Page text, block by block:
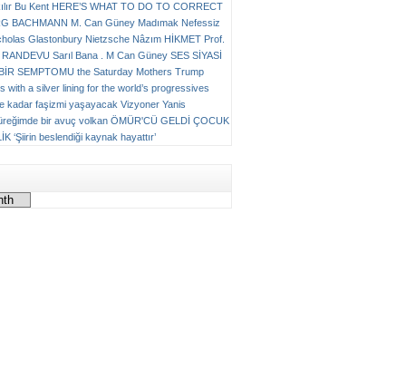
Bu Kent HERE’S WHAT TO DO TO CORRECT
BACHMANN M. Can Güney Madımak Nefessiz
Glastonbury Nietzsche Nâzım HİKMET Prof.
RANDEVU Sarıl Bana . M Can Güney SES SİYASİ
SEMPTOMU the Saturday Mothers Trump
with a silver lining for the world’s progressives
kadar faşizmi yaşayacak Vizyoner Yanis
bir avuç volkan ÖMÜR'CÜ GELDİ ÇOCUK
‘Şiirin beslendiği kaynak hayattır’